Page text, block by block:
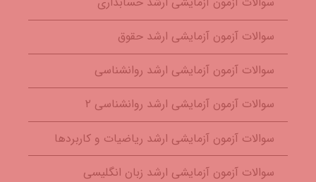
سوالات آزمون آزمایشی ارشد حقوق
سوالات آزمون آزمایشی ارشد روانشناسی
سوالات آزمون آزمایشی ارشد روانشناسی ۲
سوالات آزمون آزمایشی ارشد ریاضیات و کاربردها
سوالات آزمون آزمایشی ارشد زبان انگلیسی